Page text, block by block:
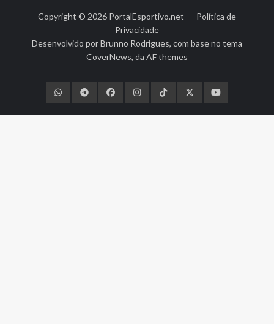
Copyright © 2026 PortalEsportivo.net
Política de
Privacidade
Desenvolvido porBrunno Rodrigues, com base no tema
CoverNews, da AF themes